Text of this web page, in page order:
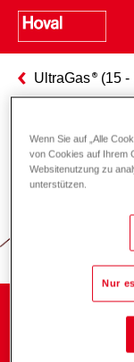
UltraGas (15 -
Wenn Sie auf „Alle
von Cookies auf Ihrem
Websitenutzung zu
unterstützen.
Nur